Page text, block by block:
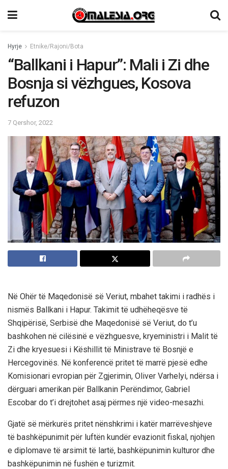
Hyrje Etnike/Rajoni/Bota
“Ballkani i Hapur”: Mali i Zi dhe
Bosnja si vëzhgues, Kosova
refuzon
7 Qershor, 2022
Në Ohër të Maqedonisë së Veriut, mbahet takimi i radhës i
nismës Ballkani i Hapur. Takimit të udhëheqësve të
Shqipërisë, Serbisë dhe Maqedonisë së Veriut, do t’u
bashkohen në cilësinë e vëzhguesve, kryeministri i Malit të
Zi dhe kryesuesi i Këshillit të Ministrave të Bosnjë e
Hercegovinës. Në konferencë pritet të marrë pjesë edhe
Komisionari evropian për Zgjerimin, Oliver Varhelyi, ndërsa i
dërguari amerikan për Ballkanin Perëndimor, Gabriel
Escobar do t’i drejtohet asaj përmes një video-mesazhi.
Gjatë së mërkurës pritet nënshkrimi i katër marrëveshjeve
të bashkëpunimit për luftën kundër evazionit fiskal, njohjen
e diplomave të arsimit të lartë, bashkëpunimin kulturor dhe
bashkëpunimin në fushën e turizmit.